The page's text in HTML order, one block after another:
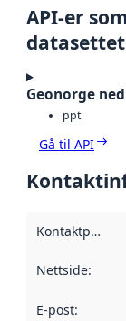
API-er
datasettet
Geonorge
ppt
Gå til API
Kontaktpunkt
Nettside:
E-post: